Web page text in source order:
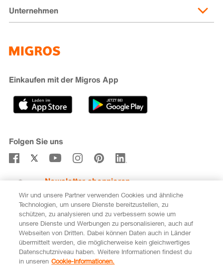
Lieferpass
Zahlungsmöglichkeiten
Cumulus
Filialfinder
Migusto
iMpuls
Migros Bank
Unternehmen
Nachhaltigkeit
Karriere
Sponsoring
Medien
Verhaltenskodex & Meldestelle
Einkaufen mit der Migros App
Folgen Sie uns
Newsletter abonnieren
Rechtliches Datenschutz
Impressum
Cookie-Einstellungen
FR
Wir und unsere Partner verwenden Cookies und ähnliche
Technologien, um unsere Dienste bereitzustellen, zu
schützen, zu analysieren und zu verbessern sowie um
unsere Dienste und Werbungen zu personalisieren, auch auf
Webseiten von Dritten. Dabei können Daten auch in Länder
übermittelt werden, die möglicherweise kein gleichwertiges
Datenschutzniveau haben. Weitere Informationen findest du
in unseren Cookie-Informationen.